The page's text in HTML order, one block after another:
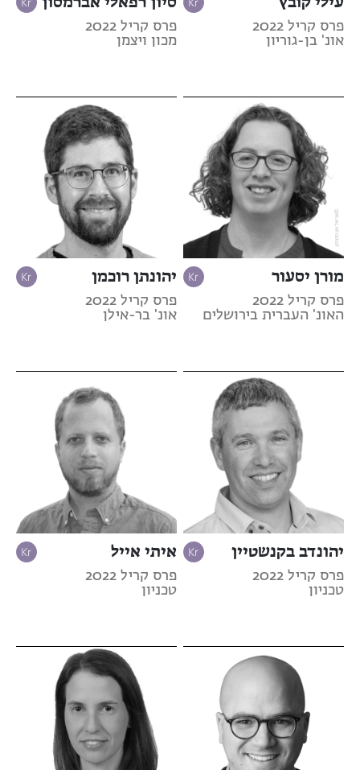
פרס קריל 2022
אונ' בן-גוריון
פרס קריל 2022
מכון ויצמן
מורן יסעור
פרס קריל 2022
האונ' העברית בירושלים
יהונתן רוכמן
פרס קריל 2022
אונ' בר-אילן
יהונדב בקנשטיין
פרס קריל 2022
טכניון
איתי אייל
פרס קריל 2022
טכניון